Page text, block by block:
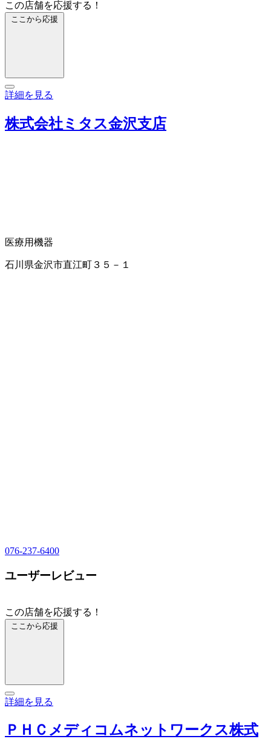
この店舗を応援する！
ここから応援
詳細を見る
株式会社ミタス金沢支店
医療用機器
石川県金沢市直江町３５－１
076-237-6400
ユーザーレビュー
この店舗を応援する！
ここから応援
詳細を見る
ＰＨＣメディコムネットワークス株式